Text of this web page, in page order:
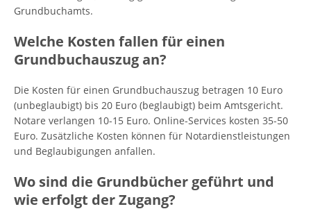
Grundbuchamts.
Welche Kosten fallen für einen
Grundbuchauszug an?
Die Kosten für einen Grundbuchauszug betragen 10 Euro
(unbeglaubigt) bis 20 Euro (beglaubigt) beim Amtsgericht.
Notare verlangen 10-15 Euro. Online-Services kosten 35-50
Euro. Zusätzliche Kosten können für Notardienstleistungen
und Beglaubigungen anfallen.
Wo sind die Grundbücher geführt und
wie erfolgt der Zugang?